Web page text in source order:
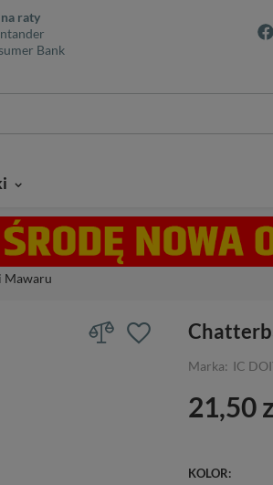
raty
Bank
Mawaru
Marka: IC
21,50
KOLOR